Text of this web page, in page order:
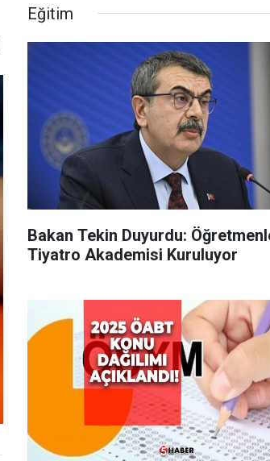
Eğitim
Bakan Tekin Duyurdu:
Tiyatro Akademisi Kuruluyor